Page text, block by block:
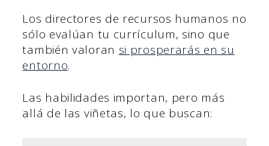
Los directores de recursos humanos no
sólo evalúan tu currículum, sino que
también valoran si prosperarás en su
entorno.
Las habilidades importan, pero más
allá de las viñetas, lo que buscan: